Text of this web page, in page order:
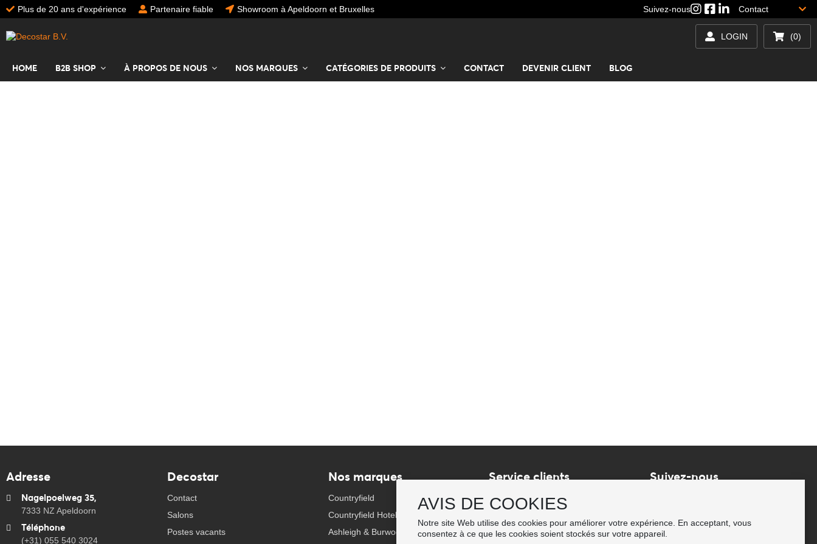
AVIS DE COOKIES
Notre site Web utilise des cookies pour améliorer votre expérience. En acceptant, vous
consentez à ce que les cookies soient stockés sur votre appareil.
Plus de 20 ans d'expérience Partenaire fiable Showroom à Apeldoorn et Bruxelles Suivez-nous Contact
LOGIN (0)
HOME B2B SHOP À PROPOS DE NOUS NOS MARQUES CATÉGORIES DE PRODUITS CONTACT DEVENIR CLIENT BLOG
Adresse
Nagelpoelweg 35,
7333 NZ Apeldoorn
Téléphone
(+31) 055 540 3024
Decostar
Contact
Salons
Postes vacants
Nos marques
Countryfield
Countryfield Hotel Chic Fragrance
Ashleigh & Burwood
Service clients
Termes et conditions
Politique de confidentialité
Suivez-nous